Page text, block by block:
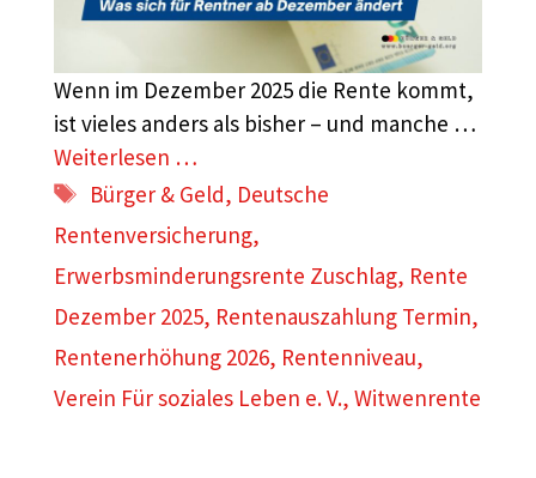
Wenn im Dezember 2025 die Rente kommt,
ist vieles anders als bisher – und manche …
Weiterlesen …
Schlagwörter
Bürger & Geld, Deutsche
Rentenversicherung,
Erwerbsminderungsrente Zuschlag, Rente
Dezember 2025, Rentenauszahlung Termin,
Rentenerhöhung 2026, Rentenniveau,
Verein Für soziales Leben e. V., Witwenrente